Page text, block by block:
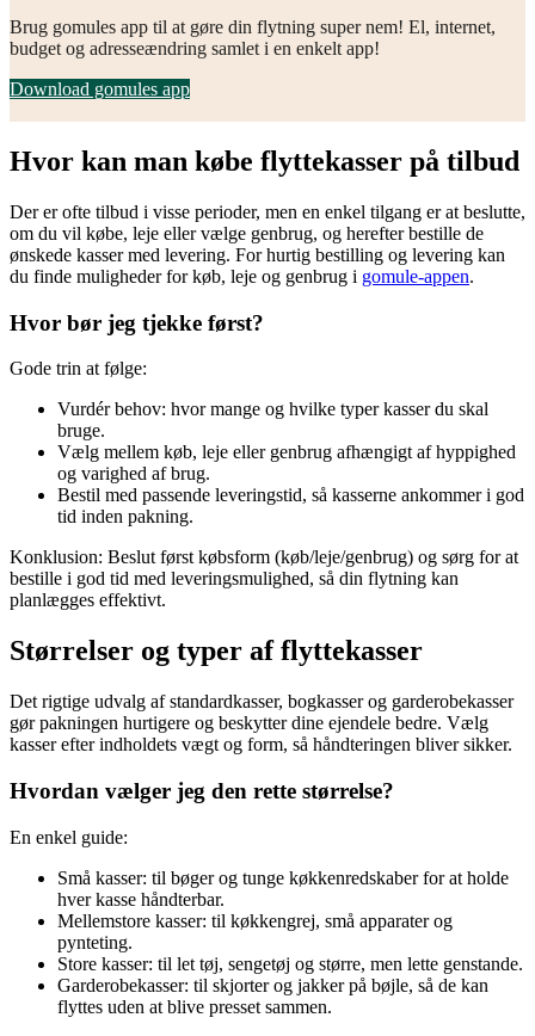
Brug gomules app til at gøre din flytning super nem! El, internet,
budget og adresseændring samlet i en enkelt app!
Download gomules app
Hvor kan man købe flyttekasser på tilbud
Der er ofte tilbud i visse perioder, men en enkel tilgang er at beslutte,
om du vil købe, leje eller vælge genbrug, og herefter bestille de
ønskede kasser med levering. For hurtig bestilling og levering kan
du finde muligheder for køb, leje og genbrug i gomule-appen.
Hvor bør jeg tjekke først?
Gode trin at følge:
Vurdér behov: hvor mange og hvilke typer kasser du skal
bruge.
Vælg mellem køb, leje eller genbrug afhængigt af hyppighed
og varighed af brug.
Bestil med passende leveringstid, så kasserne ankommer i god
tid inden pakning.
Konklusion: Beslut først købsform (køb/leje/genbrug) og sørg for at
bestille i god tid med leveringsmulighed, så din flytning kan
planlægges effektivt.
Størrelser og typer af flyttekasser
Det rigtige udvalg af standardkasser, bogkasser og garderobekasser
gør pakningen hurtigere og beskytter dine ejendele bedre. Vælg
kasser efter indholdets vægt og form, så håndteringen bliver sikker.
Hvordan vælger jeg den rette størrelse?
En enkel guide:
Små kasser: til bøger og tunge køkkenredskaber for at holde
hver kasse håndterbar.
Mellemstore kasser: til køkkengrej, små apparater og
pynteting.
Store kasser: til let tøj, sengetøj og større, men lette genstande.
Garderobekasser: til skjorter og jakker på bøjle, så de kan
flyttes uden at blive presset sammen.